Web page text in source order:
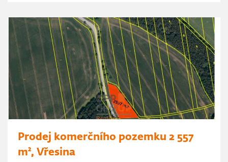
Prodej komerčního pozemku 2 557
m², Vřesina